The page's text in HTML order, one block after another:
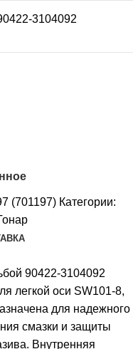
3104092
(701197) Категории:
90422-3104092
легкой оси SW101-8,
для надежного
смазки и защиты
Внутренняя